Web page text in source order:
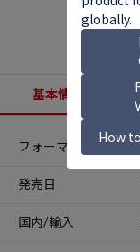
基本情報
フォーマット
発売日
国内/輸入